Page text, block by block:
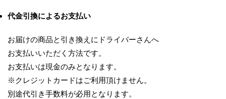
代金引換によるお支払い
お届けの商品と引き換えにドライバーさんへ
お支払いいただく方法です。
お支払いは現金のみとなります。
※クレジットカードはご利用頂けません。
別途代引き手数料が必用となります。